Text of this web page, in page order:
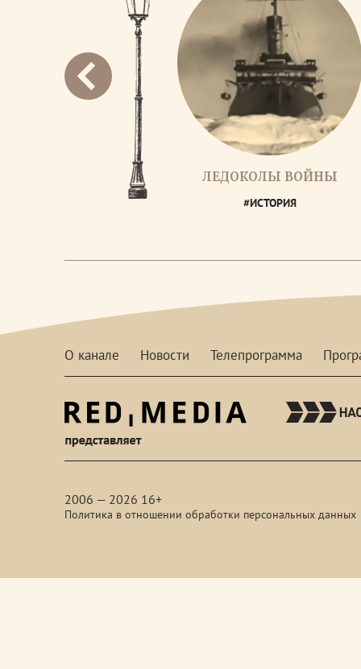
ЛЕДОКОЛЫ ВОЙНЫ
#ИСТОРИЯ
О канале Новости Телепрограмма
2006 — 2026 16+
Политика в отношении обработки персональных данных